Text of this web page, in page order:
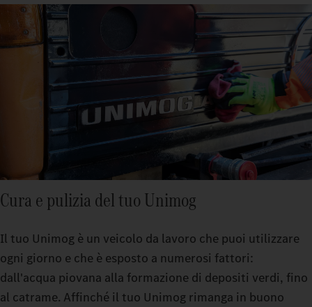
Cura e pulizia del tuo Unimog
Il tuo Unimog è un veicolo da lavoro che puoi utilizzare
ogni giorno e che è esposto a numerosi fattori:
dall'acqua piovana alla formazione di depositi verdi, fino
al catrame. Affinché il tuo Unimog rimanga in buono